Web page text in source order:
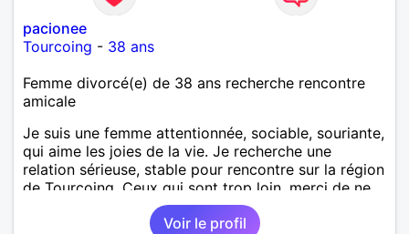
pacionee
Tourcoing - 38 ans
Femme divorcé(e) de 38 ans recherche rencontre
amicale
Je suis une femme attentionnée, sociable, souriante,
qui aime les joies de la vie. Je recherche une
relation sérieuse, stable pour rencontre sur la région
de Tourcoing. Ceux qui sont trop loin, merci de ne
pas me contacter et pour les autres je ne
manquerais pas de vous répondre et ce sera avec
Voir le profil